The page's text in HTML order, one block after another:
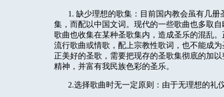
1. 缺少理想的歌集：目前国内教会虽有几
集，而配以中国文词。现代的一些歌曲也多取
歌曲也收集在某种圣歌集内，造成圣乐的混乱
流行歌曲或情歌，配上宗教性歌词，也不能成
正美好的圣歌，需要把现存的圣歌集彻底的加
精神，并富有我民族色彩的圣乐。
2.选择歌曲时无一定原则：由于无理想的礼